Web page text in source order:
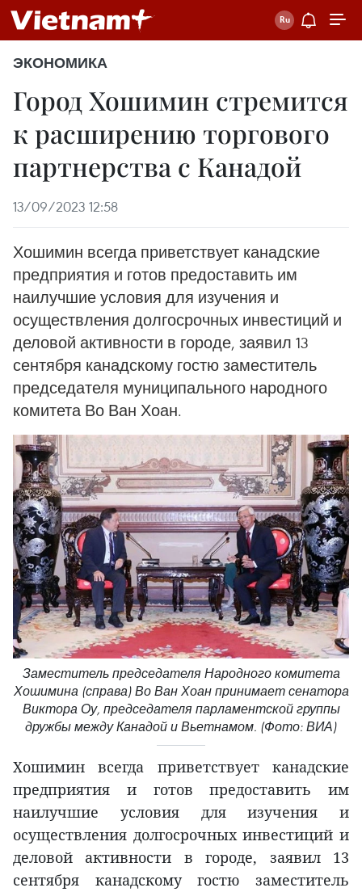
ЭКОНОМИКА
Город Хошимин стремится
к расширению торгового
партнерства с Канадой
13/09/2023 12:58
Хошимин всегда приветствует канадские
предприятия и готов предоставить им
наилучшие условия для изучения и
осуществления долгосрочных инвестиций и
деловой активности в городе, заявил 13
сентября канадскому гостю заместитель
председателя муниципального народного
комитета Во Ван Хоан.
Заместитель председателя Народного комитета
Хошимина (справа) Во Ван Хоан принимает сенатора
Виктора Оу, председателя парламентской группы
дружбы между Канадой и Вьетнамом. (Фото: ВИА)
Хошимин всегда приветствует канадские
предприятия и готов предоставить им
наилучшие условия для изучения и
осуществления долгосрочных инвестиций и
деловой активности в городе, заявил 13
сентября канадскому гостю заместитель